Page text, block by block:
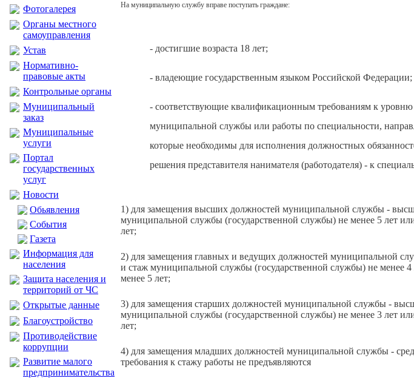
Фотогалерея
Органы местного
самоуправления
Устав
Нормативно-
правовые акты
Контрольные органы
Муниципальный
заказ
Муниципальные
услуги
Портал
государственных
услуг
Новости
Обьявления
События
Газета
Информация для
населения
Защита населения и
территорий от ЧС
Открытые данные
Благоустройство
Противодействие
коррупции
Развитие малого
предпринимательства
На муниципальную службу вправе поступать граждане:
- достигшие возраста 18 лет;
- владеющие государственным языком Российской Федерации;
- соответствующие квалификационным требованиям к уровню
муниципальной службы или работы по специальности,
которые необходимы для исполнения должностных
решения представителя нанимателя (работодателя) - к
1) для замещения высших должностей муниципальной службы -
муниципальной службы (государственной службы) не менее 5 лет
лет;
2) для замещения главных и ведущих должностей муниципальной
и стаж муниципальной службы (государственной службы) не менее
менее 5 лет;
3) для замещения старших должностей муниципальной службы -
муниципальной службы (государственной службы) не менее 3 лет
лет;
4) для замещения младших должностей муниципальной службы -
требования к стажу работы не предъявляются